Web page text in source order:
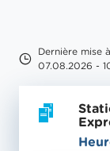
Dernière mise
07.08.2026 -